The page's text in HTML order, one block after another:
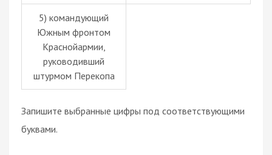
5) командующий
Южным фронтом
Краснойармии,
руководивший
штурмом Перекопа
Запишите выбранные цифры под соответствующими
буквами.